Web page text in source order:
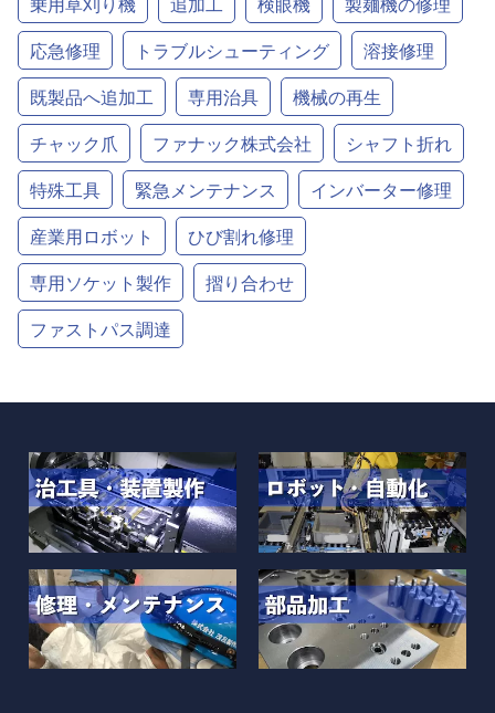
応急修理
トラブルシューティング
溶接修理
既製品へ追加工
専用治具
機械の再生
チャック爪
ファナック株式会社
シャフト折れ
特殊工具
緊急メンテナンス
インバーター修理
産業用ロボット
ひび割れ修理
専用ソケット製作
摺り合わせ
ファストパス調達